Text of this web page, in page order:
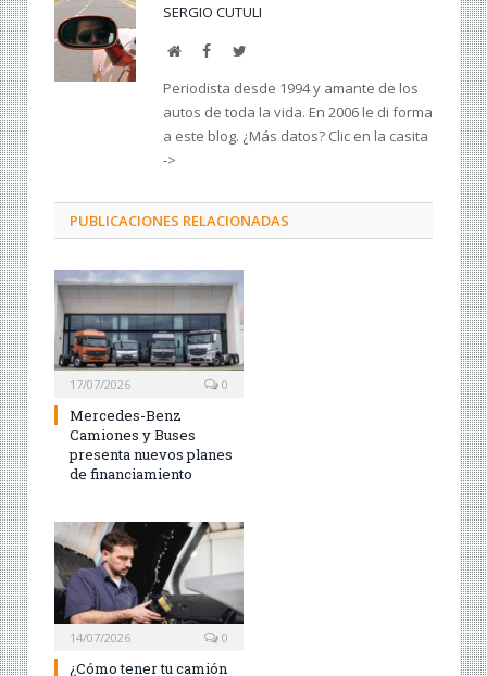
SERGIO CUTULI
WebFacebookTwitter
Periodista desde 1994 y amante de los
autos de toda la vida. En 2006 le di forma
a este blog. ¿Más datos? Clic en la casita
->
PUBLICACIONES RELACIONADAS
17/07/2026 0
Mercedes-Benz
Camiones y Buses
presenta nuevos planes
de financiamiento
14/07/2026 0
¿Cómo tener tu camión